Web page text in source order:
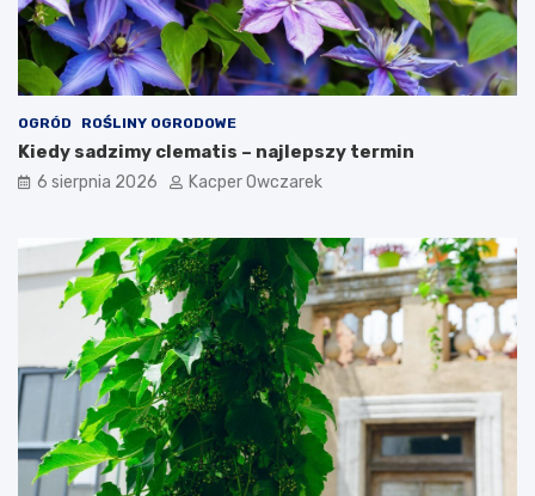
OGRÓD ROŚLINY OGRODOWE
Kiedy sadzimy clematis – najlepszy termin
6 sierpnia 2026 Kacper Owczarek